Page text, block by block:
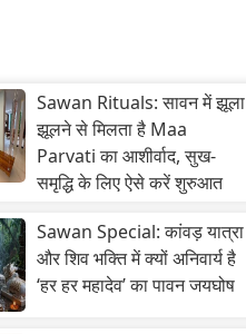
Sawan Rituals: सावन में झूला
झूलने से मिलता है Maa
Parvati का आशीर्वाद, सुख-
समृद्धि के लिए ऐसे करें शुरुआत
Sawan Special: कांवड़ यात्रा
और शिव भक्ति में क्यों अनिवार्य है
‘हर हर महादेव’ का पावन जयघोष